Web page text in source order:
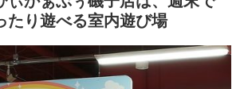
たり遊べる室内遊び場